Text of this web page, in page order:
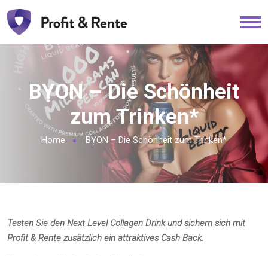
BỴON – Die Schönheit
zum Trinken*
Home BỴON – Die Schönheit zum Trinken*
Testen Sie den Next Level Collagen Drink und sichern sich mit
Profit & Rente zusätzlich ein attraktives Cash Back.